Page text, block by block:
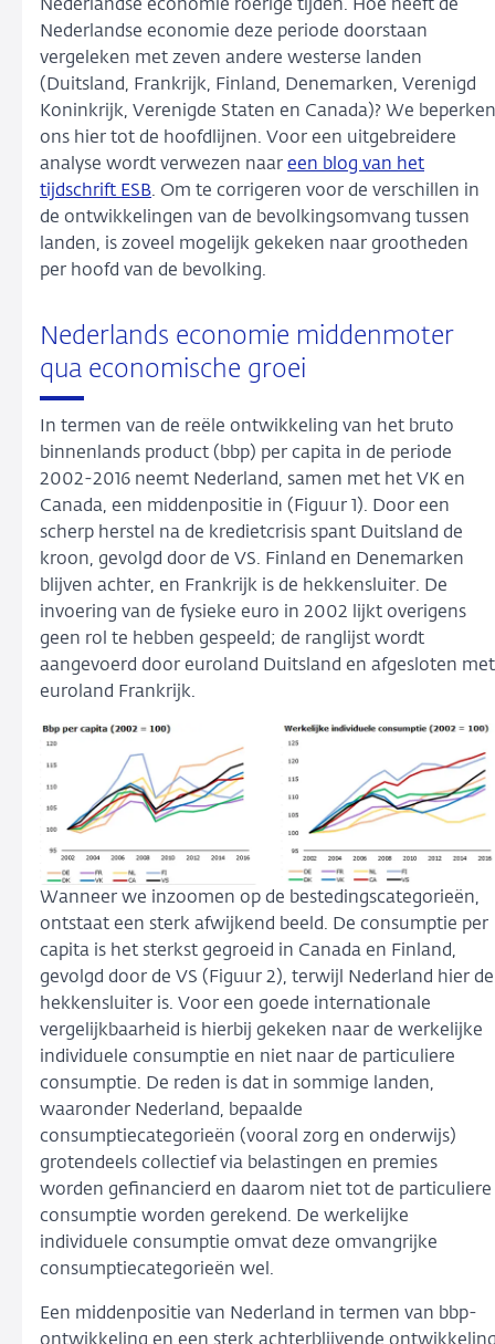
Nederlandse economie roerige tijden. Hoe heeft de
Nederlandse economie deze periode doorstaan
vergeleken met zeven andere westerse landen
(Duitsland, Frankrijk, Finland, Denemarken, Verenigd
Koninkrijk, Verenigde Staten en Canada)? We beperken
ons hier tot de hoofdlijnen. Voor een uitgebreidere
analyse wordt verwezen naar een blog van het
tijdschrift ESB. Om te corrigeren voor de verschillen in
de ontwikkelingen van de bevolkingsomvang tussen
landen, is zoveel mogelijk gekeken naar grootheden
per hoofd van de bevolking.
Nederlands economie middenmoter
qua economische groei
In termen van de reële ontwikkeling van het bruto
binnenlands product (bbp) per capita in de periode
2002-2016 neemt Nederland, samen met het VK en
Canada, een middenpositie in (Figuur 1). Door een
scherp herstel na de kredietcrisis spant Duitsland de
kroon, gevolgd door de VS. Finland en Denemarken
blijven achter, en Frankrijk is de hekkensluiter. De
invoering van de fysieke euro in 2002 lijkt overigens
geen rol te hebben gespeeld; de ranglijst wordt
aangevoerd door euroland Duitsland en afgesloten met
euroland Frankrijk.
Wanneer we inzoomen op de bestedingscategorieën,
ontstaat een sterk afwijkend beeld. De consumptie per
capita is het sterkst gegroeid in Canada en Finland,
gevolgd door de VS (Figuur 2), terwijl Nederland hier de
hekkensluiter is. Voor een goede internationale
vergelijkbaarheid is hierbij gekeken naar de werkelijke
individuele consumptie en niet naar de particuliere
consumptie. De reden is dat in sommige landen,
waaronder Nederland, bepaalde
consumptiecategorieën (vooral zorg en onderwijs)
grotendeels collectief via belastingen en premies
worden gefinancierd en daarom niet tot de particuliere
consumptie worden gerekend. De werkelijke
individuele consumptie omvat deze omvangrijke
consumptiecategorieën wel.
Een middenpositie van Nederland in termen van bbp-